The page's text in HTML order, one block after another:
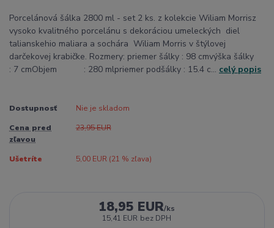
Porcelánová šálka 2800 ml - set 2 ks. z kolekcie Wiliam Morrisz
vysoko kvalitného porcelánu s dekoráciou umeleckých diel
talianskehio maliara a sochára Wiliam Morris v štýlovej
darčekovej krabičke. Rozmery: priemer šálky : 98 cmvýška šálky
: 7 cmObjem : 280 mlpriemer podšálky : 15.4 c... celý popis
Dostupnosť Nie je skladom
Cena pred
zľavou
23,95 EUR
Ušetríte 5,00 EUR (21 % zľava)
18,95 EUR/ks
15,41 EUR bez DPH